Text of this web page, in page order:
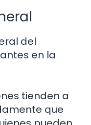
del
en la
tienden a
que